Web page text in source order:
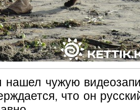
нашел чужую
что он